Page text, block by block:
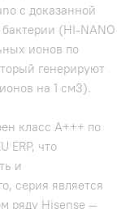
с доказанной
(HI-NANO
ионов по
генерируют
на 1 см3).
класс А+++ по
ERP, что
и
серия является
ряду Hisense —